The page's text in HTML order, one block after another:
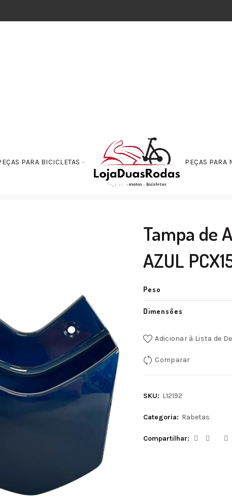
PARA BICICLETAS PEÇAS PARA
de Acabamento Alça Traseira AZUL PCX150 2018
Tampa de
AZUL
Peso
Dimensões
Adicionar à Lista de
Comparar
SKU: L12192
Categoria: Rabetas
Compartilhar